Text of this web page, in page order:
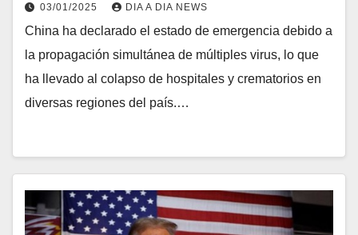
03/01/2025 DIA A DIA NEWS
China ha declarado el estado de emergencia debido a
la propagación simultánea de múltiples virus, lo que
ha llevado al colapso de hospitales y crematorios en
diversas regiones del país.…